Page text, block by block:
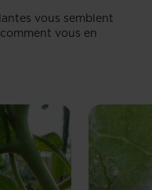
vous semblent
vous en